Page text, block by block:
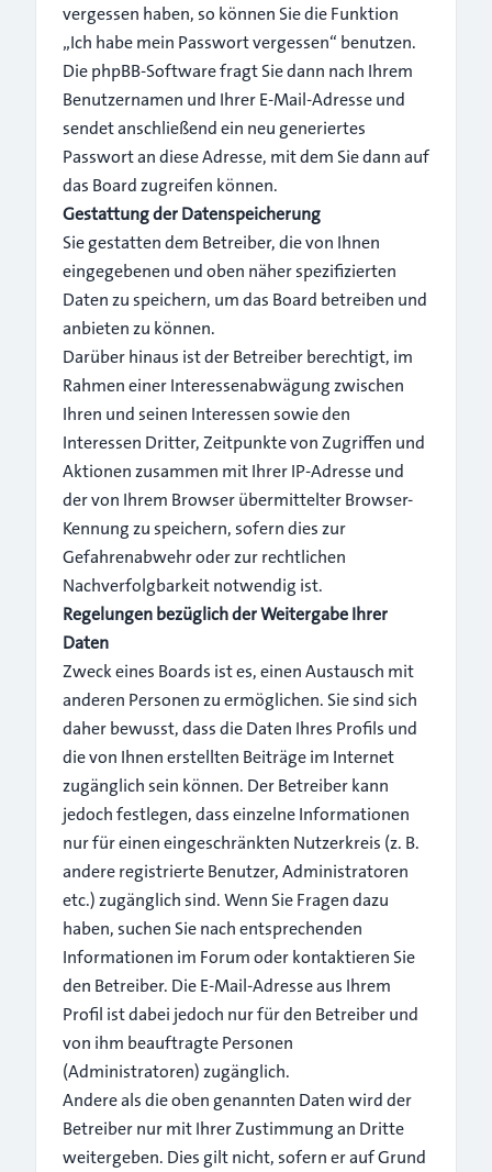
vergessen haben, so können Sie die Funktion
„Ich habe mein Passwort vergessen“ benutzen.
Die phpBB-Software fragt Sie dann nach Ihrem
Benutzernamen und Ihrer E-Mail-Adresse und
sendet anschließend ein neu generiertes
Passwort an diese Adresse, mit dem Sie dann auf
das Board zugreifen können.
Gestattung der Datenspeicherung
Sie gestatten dem Betreiber, die von Ihnen
eingegebenen und oben näher spezifizierten
Daten zu speichern, um das Board betreiben und
anbieten zu können.
Darüber hinaus ist der Betreiber berechtigt, im
Rahmen einer Interessenabwägung zwischen
Ihren und seinen Interessen sowie den
Interessen Dritter, Zeitpunkte von Zugriffen und
Aktionen zusammen mit Ihrer IP-Adresse und
der von Ihrem Browser übermittelter Browser-
Kennung zu speichern, sofern dies zur
Gefahrenabwehr oder zur rechtlichen
Nachverfolgbarkeit notwendig ist.
Regelungen bezüglich der Weitergabe Ihrer
Daten
Zweck eines Boards ist es, einen Austausch mit
anderen Personen zu ermöglichen. Sie sind sich
daher bewusst, dass die Daten Ihres Profils und
die von Ihnen erstellten Beiträge im Internet
zugänglich sein können. Der Betreiber kann
jedoch festlegen, dass einzelne Informationen
nur für einen eingeschränkten Nutzerkreis (z. B.
andere registrierte Benutzer, Administratoren
etc.) zugänglich sind. Wenn Sie Fragen dazu
haben, suchen Sie nach entsprechenden
Informationen im Forum oder kontaktieren Sie
den Betreiber. Die E-Mail-Adresse aus Ihrem
Profil ist dabei jedoch nur für den Betreiber und
von ihm beauftragte Personen
(Administratoren) zugänglich.
Andere als die oben genannten Daten wird der
Betreiber nur mit Ihrer Zustimmung an Dritte
weitergeben. Dies gilt nicht, sofern er auf Grund